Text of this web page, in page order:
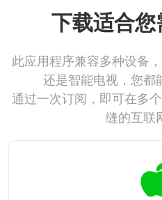
下载适合
此应用程序兼容多种设备
还是智能电视，您都
通过一次订阅，即可在多
缝的互联